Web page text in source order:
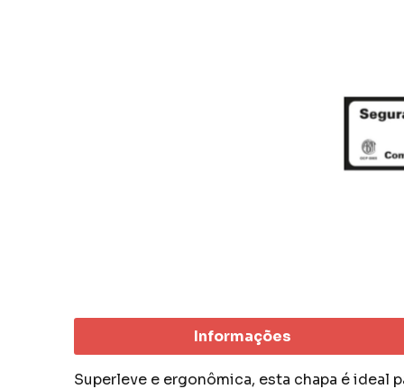
Informações
Superleve e ergonômica, esta chapa é ideal